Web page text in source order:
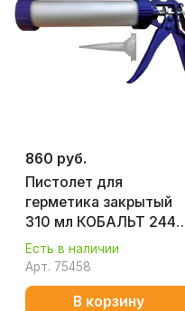
860 руб.
Пистолет для
герметика закрытый
310 мл КОБАЛЬТ 244-
025
Есть в наличии
Арт. 75458
В корзину